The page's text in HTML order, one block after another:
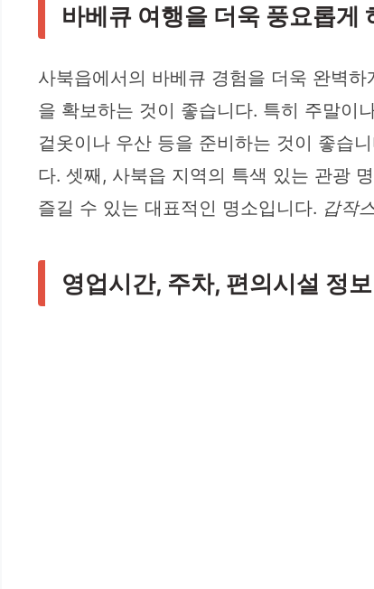
바베큐 여행을 더욱 풍요롭게
사북읍에서의 바베큐 경험을 더욱 완벽
을 확보하는 것이 좋습니다. 특히 주말이
겉옷이나 우산 등을 준비하는 것이 좋습
다. 셋째, 사북읍 지역의 특색 있는 관광
즐길 수 있는 대표적인 명소입니다. 갑작
영업시간, 주차, 편의시설 정보